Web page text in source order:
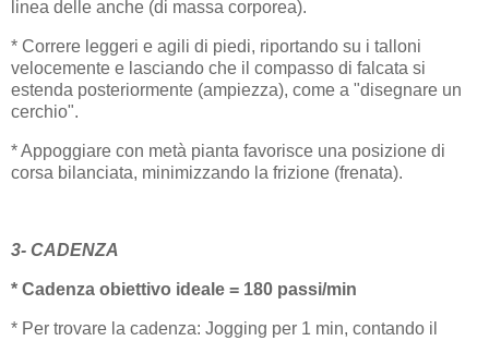
linea delle anche (di massa corporea).
* Correre leggeri e agili di piedi, riportando su i talloni
velocemente e lasciando che il compasso di falcata si
estenda posteriormente (ampiezza), come a "disegnare un
cerchio".
* Appoggiare con metà pianta favorisce una posizione di
corsa bilanciata, minimizzando la frizione (frenata).
3- CADENZA
* Cadenza obiettivo ideale = 180 passi/min
* Per trovare la cadenza: Jogging per 1 min, contando il